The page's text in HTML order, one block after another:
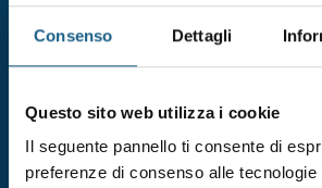
Consenso Dettagli
Questo sito web utilizza i cookie
Il seguente pannello ti consente di
preferenze di consenso alle
aggiornamento formazione per addetti antincendio in
attivita' di livello 3
dal 30/10/2026
al 30/10/2026